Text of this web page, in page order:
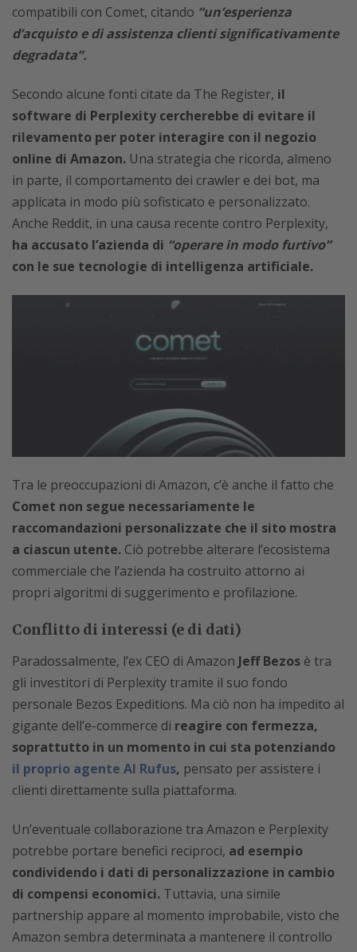
compatibili con Comet, citando “un’esperienza
d’acquisto e di assistenza clienti significativamente
degradata”.
Secondo alcune fonti citate da The Register, il
software di Perplexity cercherebbe di evitare il
rilevamento per poter interagire con il negozio
online di Amazon. Una strategia che ricorda, almeno
in parte, il comportamento dei crawler e dei bot, ma
applicata in modo più sofisticato e personalizzato.
Anche Reddit, in una causa recente contro Perplexity,
ha accusato l’azienda di “operare in modo furtivo”
con le sue tecnologie di intelligenza artificiale.
Tra le preoccupazioni di Amazon, c’è anche il fatto che
Comet non segue necessariamente le
raccomandazioni personalizzate che il sito mostra
a ciascun utente. Ciò potrebbe alterare l’ecosistema
commerciale che l’azienda ha costruito attorno ai
propri algoritmi di suggerimento e profilazione.
Conflitto di interessi (e di dati)
Paradossalmente, l’ex CEO di Amazon Jeff Bezos è tra
gli investitori di Perplexity tramite il suo fondo
personale Bezos Expeditions. Ma ciò non ha impedito al
gigante dell’e-commerce di reagire con fermezza,
soprattutto in un momento in cui sta potenziando
il proprio agente AI Rufus, pensato per assistere i
clienti direttamente sulla piattaforma.
Un’eventuale collaborazione tra Amazon e Perplexity
potrebbe portare benefici reciproci, ad esempio
condividendo i dati di personalizzazione in cambio
di compensi economici. Tuttavia, una simile
partnership appare al momento improbabile, visto che
Amazon sembra determinata a mantenere il controllo